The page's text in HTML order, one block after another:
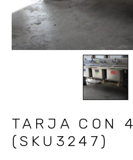
TARJA CON
(SKU3247)